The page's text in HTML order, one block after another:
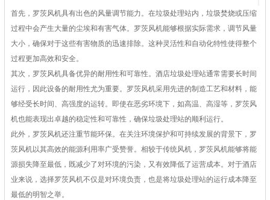
首先，罗茨风机具有出色的风量调节能力。在垃圾处理站内，垃圾焚烧或压缩
过程中会产生大量的尘埃和有害气体。罗茨风机能够根据实际需求，调节风量
大小，确保对于这些有害物质的迅速排除。这种灵活性和自动化特性使得整个
过程更加高效和安全。
其次，罗茨风机具备优异的耐用性和可靠性。酒店垃圾处理站通常需要长时间
运行，因此设备的耐用性尤为重要。罗茨风机采用先进的制造工艺和材料，能
够经受长时间、高强度的运转。即使在恶劣环境下，如高温、高湿等，罗茨风
机也能表现出卓越的稳定性和可靠性，确保垃圾处理站的顺利运行。
此外，罗茨风机还注重节能环保。在关注环境保护和可持续发展的背景下，罗
茨风机以其高效的能源利用率广受赞誉。相较于传统风机，罗茨风机能够将能
源损失降至最低，既减少了对环境的污染，又有效降低了运营成本。对于酒店
业来说，选择罗茨风机不仅是对环境负责，也是将垃圾处理站的运行成本降至
最低的明智之举。